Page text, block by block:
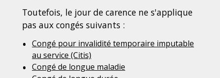
Toutefois, le jour de carence ne s'applique
pas aux congés suivants :
Congé pour invalidité temporaire imputable
au service (Citis)
Congé de longue maladie